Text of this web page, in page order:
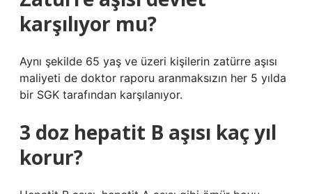
karşılıyor mu?
Aynı şekilde 65 yaş ve üzeri kişilerin zatürre aşısı
maliyeti de doktor raporu aranmaksızın her 5 yılda
bir SGK tarafından karşılanıyor.
3 doz hepatit B aşısı kaç yıl
korur?